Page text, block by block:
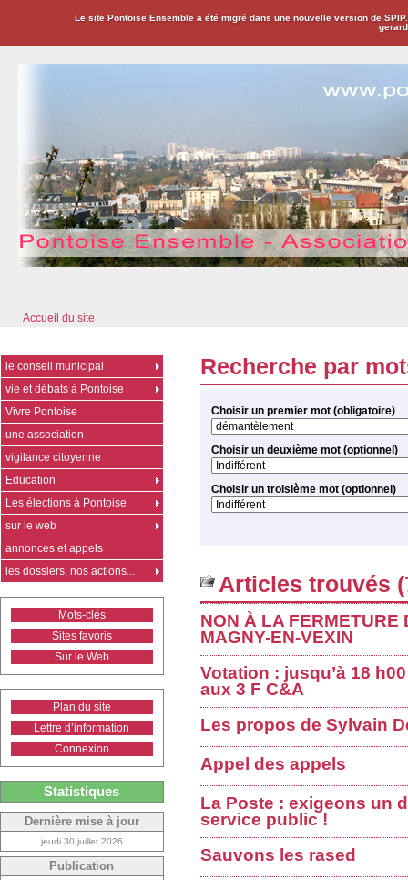
Le site Pontoise Ensemble a été migré dans une nouvelle version de
Accueil du site
Recherche par
Choisir un premier mot (obligatoire)
Choisir un deuxième mot (optionnel)
Choisir un troisième mot (optionnel)
Articles trouvés
NON À LA FERMETURE
MAGNY-EN-VEXIN
Votation : jusqu’à 18
aux 3 F C&A
Les propos de Sylvain
Appel des appels
La Poste : exigeons un
service public !
Sauvons les rased
le conseil municipal
vie et débats à Pontoise
Vivre Pontoise
une association
vigilance citoyenne
Education
Les élections à Pontoise
sur le web
annonces et appels
les dossiers, nos actions...
Mots-clés
Sites favoris
Sur le Web
Plan du site
Lettre d’information
Connexion
Statistiques
Dernière mise à jour
jeudi 30 juillet 2026
Publication